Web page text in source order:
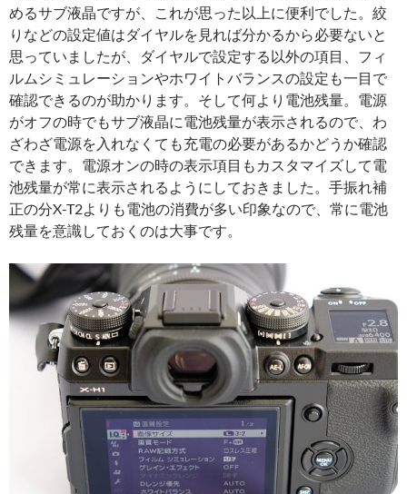
めるサブ液晶ですが、これが思った以上に便利でした。絞
りなどの設定値はダイヤルを見れば分かるから必要ないと
思っていましたが、ダイヤルで設定する以外の項目、フィ
ルムシミュレーションやホワイトバランスの設定も一目で
確認できるのが助かります。そして何より電池残量。電源
がオフの時でもサブ液晶に電池残量が表示されるので、わ
ざわざ電源を入れなくても充電の必要があるかどうか確認
できます。電源オンの時の表示項目もカスタマイズして電
池残量が常に表示されるようにしておきました。手振れ補
正の分X-T2よりも電池の消費が多い印象なので、常に電池
残量を意識しておくのは大事です。